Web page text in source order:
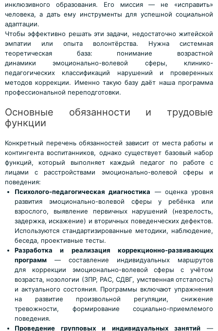
инклюзивного образования. Его миссия — не «исправить»
человека, а дать ему инструменты для успешной социальной
адаптации.
Чтобы эффективно решать эти задачи, недостаточно житейской
эмпатии или опыта волонтёрства. Нужна системная
теоретическая база: понимание возрастной
динамики эмоционально-волевой сферы, клинико-
педагогических классификаций нарушений и проверенных
методов коррекции. Именно такую базу даёт наша программа
профессиональной переподготовки.
Основные обязанности и трудовые
функции
Конкретный перечень обязанностей зависит от места работы и
контингента воспитанников, однако существует базовый набор
функций, который выполняет каждый педагог по работе с
лицами с расстройствами эмоционально-волевой сферы и
поведения:
Психолого-педагогическая диагностика — оценка уровня
развития эмоционально-волевой сферы у ребёнка или
взрослого, выявление первичных нарушений (незрелость,
задержка, искажение) и вторичных поведенческих дефектов.
Используются стандартизированные методики, наблюдение,
беседа, проективные тесты.
Разработка и реализация коррекционно-развивающих
программ — составление индивидуальных маршрутов
для коррекции эмоционально-волевой сферы с учётом
возраста, нозологии (ЗПР, РАС, СДВГ, умственная отсталость)
и актуального состояния. Программы включают упражнения
на развитие произвольной регуляции, снижение
тревожности, формирование социально-приемлемого
поведения.
Проведение групповых и индивидуальных занятий—